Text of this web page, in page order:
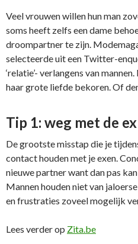
Veel vrouwen willen hun man
soms heeft zelfs een dame
droompartner te zijn.
selecteerde uit een Twitter-
‘relatie’- verlangens van
haar grote liefde bekoren. Of
Tip 1: weg met de ex
De grootste misstap die je
contact houden met je exen.
nieuwe partner want dan pas
Mannen houden niet van
en frustraties zoveel mogelijk
Lees verder op Zita.be